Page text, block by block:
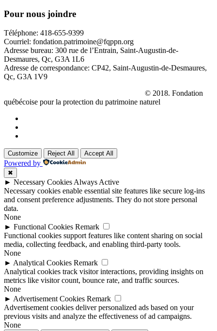
Pour nous joindre
Téléphone: 418-655-9399
Courriel: fondation.patrimoine@fqppn.org
Adresse bureau: 300 rue de l’Entrain, Saint-Augustin-de-
Desmaures, Qc, G3A 1L6
Adresse de correspondance: CP42, Saint-Augustin-de-Desmaures,
Qc, G3A 1V9
© 2018. Fondation
québécoise pour la protection du patrimoine naturel
Customize Reject All Accept All
Powered by
✖
► Necessary Cookies Always Active
Necessary cookies enable essential site features like secure log-ins
and consent preference adjustments. They do not store personal
data.
None
► Functional Cookies Remark
Functional cookies support features like content sharing on social
media, collecting feedback, and enabling third-party tools.
None
► Analytical Cookies Remark
Analytical cookies track visitor interactions, providing insights on
metrics like visitor count, bounce rate, and traffic sources.
None
► Advertisement Cookies Remark
Advertisement cookies deliver personalized ads based on your
previous visits and analyze the effectiveness of ad campaigns.
None